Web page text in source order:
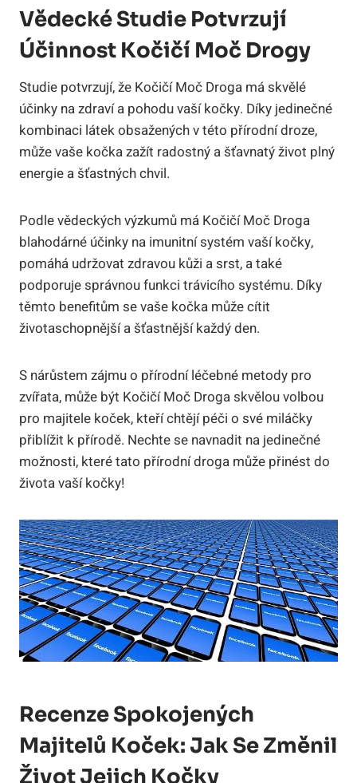
Vědecké Studie Potvrzují⁢
Účinnost Kočičí Moč Drogy
Studie potvrzují, že Kočičí Moč Droga​ má skvělé
⁣účinky na​ zdraví⁣ a⁣ pohodu ​vaší ⁤kočky.⁢ Díky jedinečné
kombinaci látek obsažených v této⁤ přírodní droze,⁤
může vaše kočka⁣ zažít radostný⁤ a šťavnatý život plný
energie ​a šťastných chvil.
Podle vědeckých výzkumů má Kočičí Moč Droga
blahodárné​ účinky na imunitní systém‌ vaší kočky,
pomáhá udržovat zdravou‍ kůži a srst, ​a také
‌podporuje správnou funkci trávicího systému. ⁤Díky
těmto benefitům se vaše kočka⁢ může​ cítit
životaschopnější a šťastnější každý den.
S ⁤nárůstem zájmu​ o přírodní léčebné metody⁣ pro
⁤zvířata,‍ může být Kočičí Moč ‌Droga skvělou volbou
pro​ majitele koček, ‍kteří⁤ chtějí péči o své miláčky
přiblížit k přírodě.​ Nechte⁣ se‍ navnadit na jedinečné
možnosti, které tato přírodní droga může⁤ přinést ‍do⁣
života ⁢vaší⁢ kočky!
Recenze Spokojených
Majitelů‌ Koček: Jak Se Změnil
Život Jejich Kočky